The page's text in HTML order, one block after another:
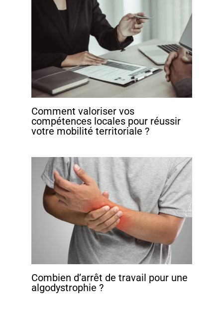
Comment valoriser vos
compétences locales pour réussir
votre mobilité territoriale ?
Combien d’arrêt de travail pour une
algodystrophie ?